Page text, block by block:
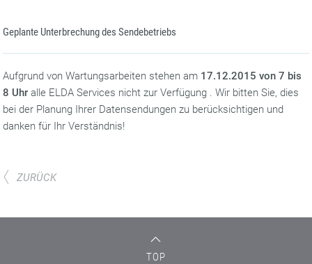
Geplante Unterbrechung des Sendebetriebs
Aufgrund von Wartungsarbeiten stehen am 17.12.2015 von 7 bis
8 Uhr alle ELDA Services nicht zur Verfügung . Wir bitten Sie, dies
bei der Planung Ihrer Datensendungen zu berücksichtigen und
danken für Ihr Verständnis!
ZURÜCK
TOP